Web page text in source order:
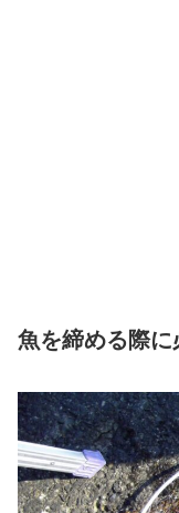
魚を締める際に